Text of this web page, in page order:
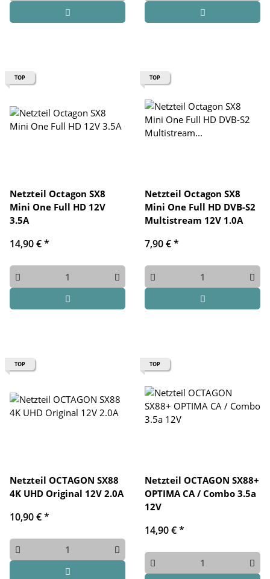
TOP
Netzteil Octagon SX8
Mini One Full HD 12V
3.5A
14,90 €*
TOP
Netzteil Octagon SX8
Mini One Full HD DVB-S2
Multistream 12V 1.0A
7,90 €*
TOP
Netzteil OCTAGON SX88
4K UHD Original 12V 2.0A
10,90 €*
TOP
Netzteil OCTAGON SX88+
OPTIMA CA / Combo 3.5a
12V
14,90 €*